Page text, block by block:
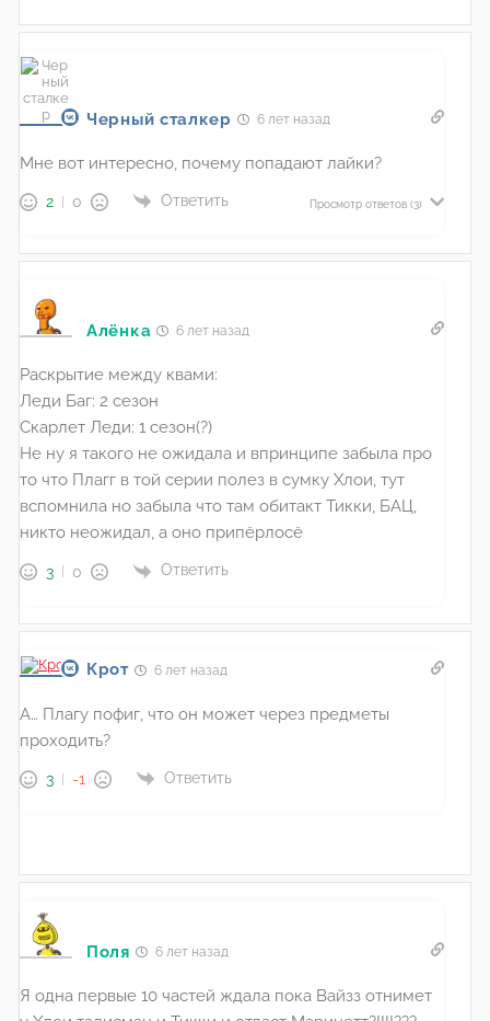
Черный сталкер 6 лет назад
Мне вот интересно, почему попадают лайки?
2 0 Ответить Просмотр ответов (3)
Алёнка 6 лет назад
Раскрытие между квами:
Леди Баг: 2 сезон
Скарлет Леди: 1 сезон(?)
Не ну я такого не ожидала и впринципе забыла про
то что Плагг в той серии полез в сумку Хлои, тут
вспомнила но забыла что там обитакт Тикки, БАЦ,
никто неожидал, а оно припёрлосё
3 0 Ответить
Крот 6 лет назад
А… Плагу пофиг, что он может через предметы
проходить?
3 -1 Ответить
Поля 6 лет назад
Я одна первые 10 частей ждала пока Вайзз отнимет